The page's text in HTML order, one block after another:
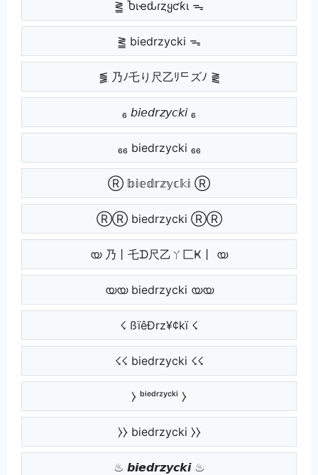
⪒ Ⴆιҽԃɾȥყƈƙι ᯓ
⪒ biedrzycki ᯓ
⪓ 乃ﾉ乇り尺乙ﾘᄃズﾉ ⪔
₆ 𝘣𝘪𝘦𝘥𝘳𝘻𝘺𝘤𝘬𝘪 ₆
₆₆ biedrzycki ₆₆
Ⓡ 𝕓𝕚𝕖𝕕𝕣𝕫𝕪𝕔𝕜𝕚 Ⓡ
ⓇⓇ biedrzycki ⓇⓇ
യ 乃丨乇ᗪ尺乙ㄚ匚Ҝ丨 യ
യയ biedrzycki യയ
☇ ßïêÐrz¥¢kï ☇
☇☇ biedrzycki ☇☇
⧽ ᵇⁱᵉᵈʳᶻʸᶜᵏⁱ ⧽
⧽⧽ biedrzycki ⧽⧽
♨ 𝙗𝙞𝙚𝙙𝙧𝙯𝙮𝙘𝙠𝙞 ♨